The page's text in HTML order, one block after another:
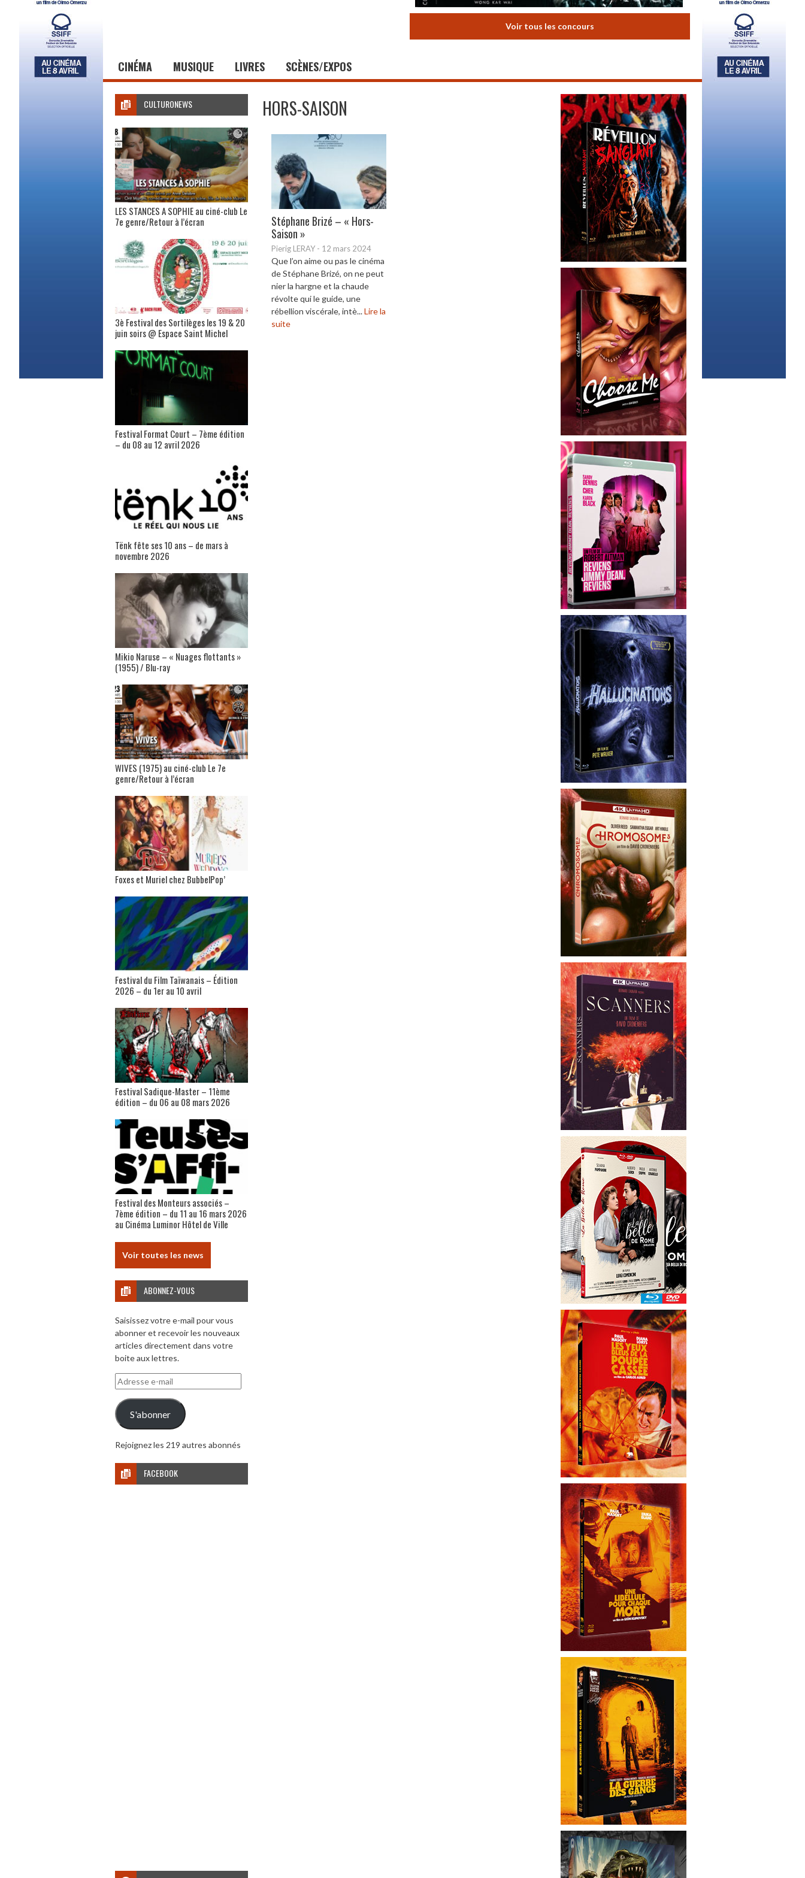
Voir tous les concours
CINÉMA MUSIQUE LIVRES SCÈNES/EXPOS
HORS-SAISON
Stéphane Brizé – « Hors-
Saison »
Pierig LERAY - 12 mars 2024
Que l’on aime ou pas le cinéma
de Stéphane Brizé, on ne peut
nier la hargne et la chaude
révolte qui le guide, une
rébellion viscérale, intè...Lire la
suite
CULTURONEWS
LES STANCES A SOPHIE au ciné-club Le
7e genre/Retour à l’écran
3è Festival des Sortilèges les 19 & 20
juin soirs @ Espace Saint Michel
Festival Format Court – 7ème édition
– du 08 au 12 avril 2026
Tënk fête ses 10 ans – de mars à
novembre 2026
Mikio Naruse – « Nuages flottants »
(1955) / Blu-ray
WIVES (1975) au ciné-club Le 7e
genre/Retour à l’écran
Foxes et Muriel chez BubbelPop’
Festival du Film Taïwanais – Édition
2026 – du 1er au 10 avril
Festival Sadique-Master – 11ème
édition – du 06 au 08 mars 2026
Festival des Monteurs associés –
7ème édition – du 11 au 16 mars 2026
au Cinéma Luminor Hôtel de Ville
Voir toutes les news
ABONNEZ-VOUS
Saisissez votre e-mail pour vous
abonner et recevoir les nouveaux
articles directement dans votre
boite aux lettres.
Adresse
e-
mail
S'abonner
Rejoignez les 219 autres abonnés
FACEBOOK